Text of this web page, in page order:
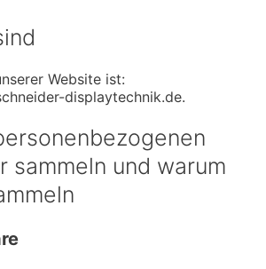
Website ist:
displaytechnik.de.
sammeln und warum